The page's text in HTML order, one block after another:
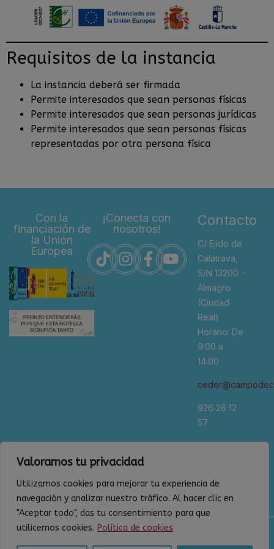
Valoramos tu privacidad
Utilizamos cookies para mejorar tu experiencia de
navegación y analizar nuestro tráfico. Al hacer clic en
"Aceptar todo", das tu consentimiento para que
utilicemos cookies. Política de cookies
Requisitos de la instancia
La instancia deberá ser firmada
Permite interesados que sean personas físicas
Permite interesados que sean personas jurídicas
Permite interesados que sean personas físicas
representadas por otra persona física
Con la
financiación de
la Unión
Europea
¡Conecta con
nosotros!
Contacto
C/ Ejido de
Calatrava,
S/N 13200 –
Almagro
(Ciudad
Real)
Horario: De
9:00 a
14:00
926 26 12
57